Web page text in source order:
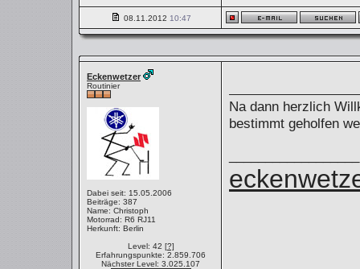
08.11.2012 10:47
Eckenwetzer
Routinier
Dabei seit: 15.05.2006
Beiträge: 387
Name: Christoph
Motorrad: R6 RJ11
Herkunft: Berlin
Level: 42 [?]
Erfahrungspunkte: 2.859.706
Nächster Level: 3.025.107
Na dann herzlich
bestimmt geholfen